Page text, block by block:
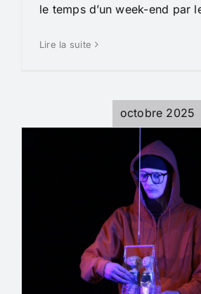
le temps d’un week-end par
Lire la suite
octobre 2025